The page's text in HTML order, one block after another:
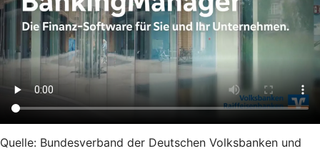
Quelle: Bundesverband der Deutschen Volksbanken und